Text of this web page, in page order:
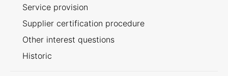
Service provision
Supplier certification procedure
Other interest questions
Historic